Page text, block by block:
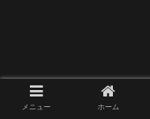
メニュー ホーム